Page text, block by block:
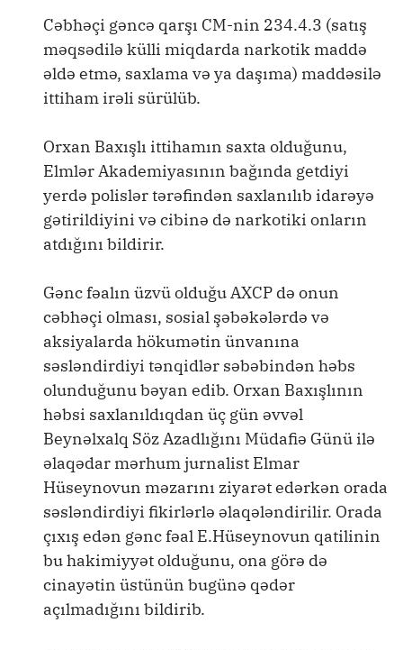
Cəbhəçi gəncə qarşı CM-nin 234.4.3 (satış
məqsədilə külli miqdarda narkotik maddə
əldə etmə, saxlama və ya daşıma) maddəsilə
ittiham irəli sürülüb.
Orxan Baxışlı ittihamın saxta olduğunu,
Elmlər Akademiyasının bağında getdiyi
yerdə polislər tərəfindən saxlanılıb idarəyə
gətirildiyini və cibinə də narkotiki onların
atdığını bildirir.
Gənc fəalın üzvü olduğu AXCP də onun
cəbhəçi olması, sosial şəbəkələrdə və
aksiyalarda hökumətin ünvanına
səsləndirdiyi tənqidlər səbəbindən həbs
olunduğunu bəyan edib. Orxan Baxışlının
həbsi saxlanıldıqdan üç gün əvvəl
Beynəlxalq Söz Azadlığını Müdafiə Günü ilə
əlaqədar mərhum jurnalist Elmar
Hüseynovun məzarını ziyarət edərkən orada
səsləndirdiyi fikirlərlə əlaqələndirilir. Orada
çıxış edən gənc fəal E.Hüseynovun qatilinin
bu hakimiyyət olduğunu, ona görə də
cinayətin üstünün bugünə qədər
açılmadığını bildirib.